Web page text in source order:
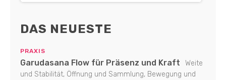
DAS NEUESTE
PRAXIS
Garudasana Flow für Präsenz und Kraft
Weite
und Stabilität, Öffnung und Sammlung, Bewegung und